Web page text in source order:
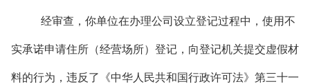
经审查，你单位在办理公司设立登记过程中，使用不
实承诺申请住所（经营场所）登记，向登记机关提交虚假材
料的行为，违反了《中华人民共和国行政许可法》第三十一